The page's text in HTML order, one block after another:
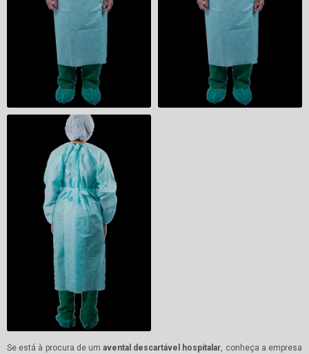
Se está à procura de umavental descartável hospitalar , conheça a empresa